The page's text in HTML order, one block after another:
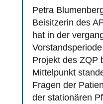
Petra
Beisitzerin des
hat in der
Projekt des ZQP
Mittelpunkt
Fragen der
der stationären